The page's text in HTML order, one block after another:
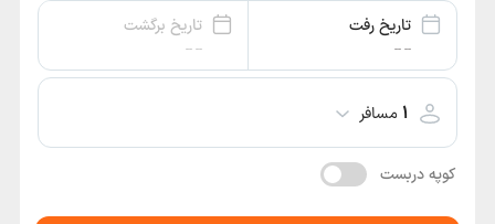
تاریخ برگشت
-- --
تاریخ رفت
-- --
۱ مسافر
کوپه دربست